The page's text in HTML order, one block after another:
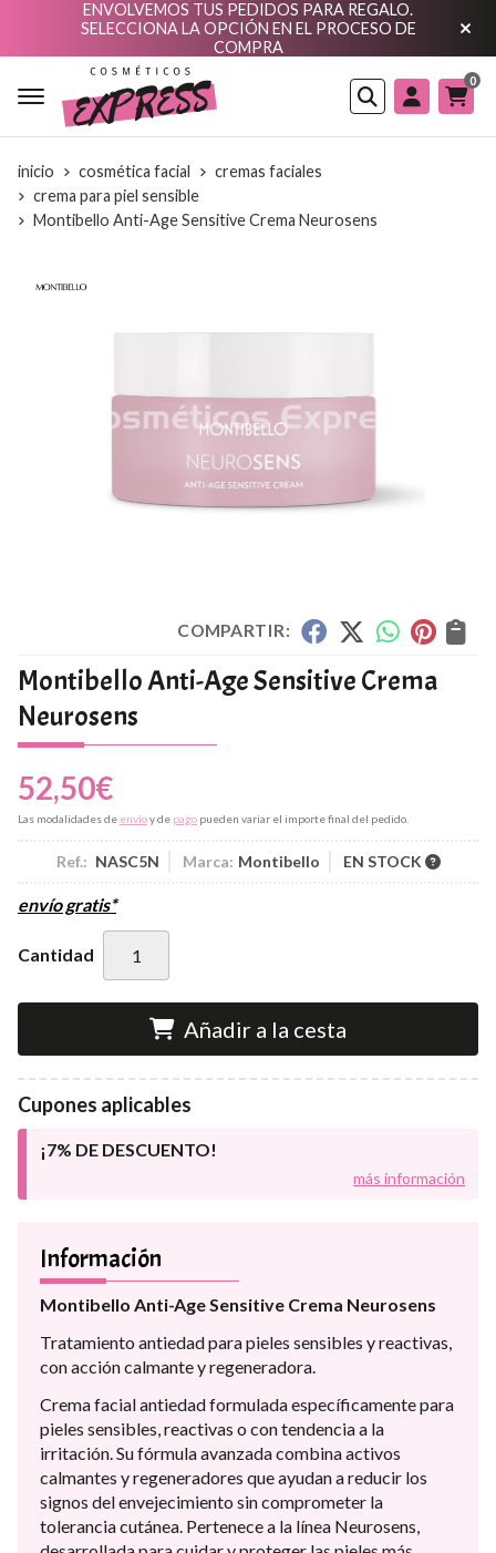
ENVOLVEMOS TUS PEDIDOS PARA REGALO.
SELECCIONA LA OPCIÓN EN EL PROCESO DE
COMPRA
Buscar
0
inicio cosmética facial
cremas faciales
crema para piel sensible
Montibello Anti-Age Sensitive Crema Neurosens
COMPARTIR:
Montibello Anti-Age Sensitive Crema
Neurosens
52,50€
Las modalidades de envíoy de pago pueden variar el importe final del pedido.
Ref.: NASC5N Marca: Montibello EN STOCK
envío gratis*
Cantidad
Añadir a la cesta
Cupones aplicables
¡7% DE DESCUENTO!
más información
Información
Montibello Anti-Age Sensitive Crema Neurosens
Tratamiento antiedad para pieles sensibles y reactivas,
con acción calmante y regeneradora.
Crema facial antiedad formulada específicamente para
pieles sensibles, reactivas o con tendencia a la
irritación. Su fórmula avanzada combina activos
calmantes y regeneradores que ayudan a reducir los
signos del envejecimiento sin comprometer la
tolerancia cutánea. Pertenece a la línea Neurosens,